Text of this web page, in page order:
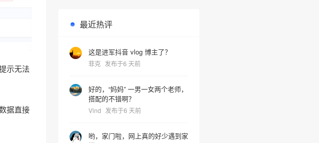
示无法
据直接
最近热评
这是进军抖音 vlog 博主了？
菲克 发布于6 天前
好的，“妈妈” 一男一女两个老师，
搭配的不错啊？
Vind 发布于6 天前
哟，家门啦，网上真的好少遇到家